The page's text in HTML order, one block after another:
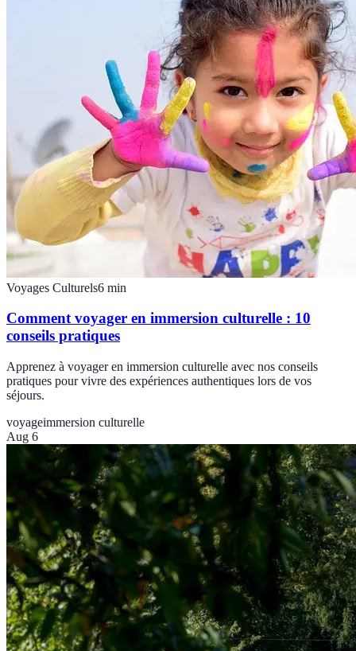
Voyages Culturels6 min
Comment voyager en immersion culturelle : 10
conseils pratiques
Apprenez à voyager en immersion culturelle avec nos conseils
pratiques pour vivre des expériences authentiques lors de vos
séjours.
voyageimmersion culturelle
Aug 6